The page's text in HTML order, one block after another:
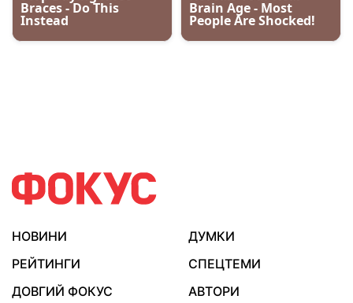
НОВИНИ
ДУМКИ
РЕЙТИНГИ
СПЕЦТЕМИ
ДОВГИЙ ФОКУС
АВТОРИ